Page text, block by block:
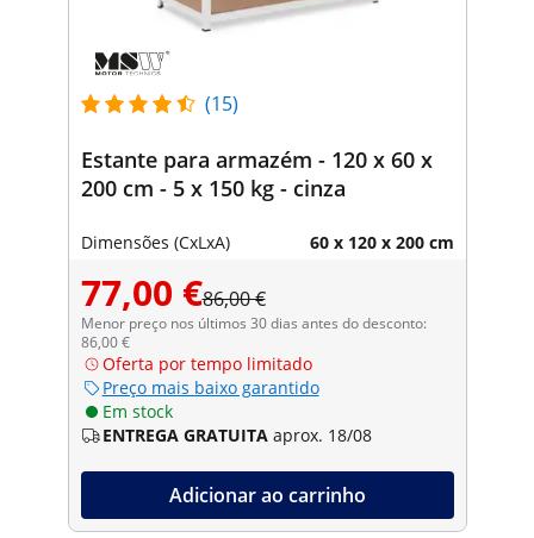
(15)
Estante para armazém - 120 x 60 x
200 cm - 5 x 150 kg - cinza
Dimensões (CxLxA) 60 x 120 x 200 cm
77,00 €86,00 €
Menor preço nos últimos 30 dias antes do desconto:
86,00 €
Oferta por tempo limitado
Preço mais baixo garantido
Em stock
ENTREGA GRATUITA aprox. 18/08
Adicionar ao carrinho